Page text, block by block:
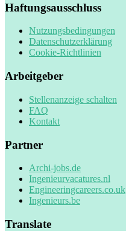
Haftungsausschluss
Nutzungsbedingungen
Datenschutzerklärung
Cookie-Richtlinien
Arbeitgeber
Stellenanzeige schalten
FAQ
Kontakt
Partner
Archi-jobs.de
Ingenieurvacatures.nl
Engineeringcareers.co.uk
Ingenieurs.be
Translate